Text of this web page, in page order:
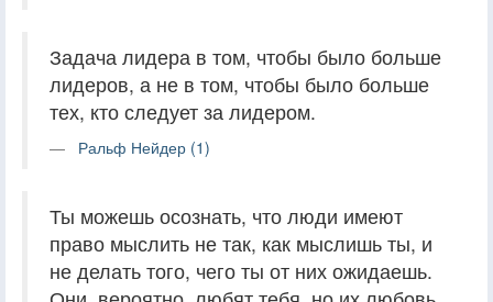
Задача лидера в том, чтобы было больше
лидеров, а не в том, чтобы было больше
тех, кто следует за лидером.
Ральф Нейдер (1)
Ты можешь осознать, что люди имеют
право мыслить не так, как мыслишь ты, и
не делать того, чего ты от них ожидаешь.